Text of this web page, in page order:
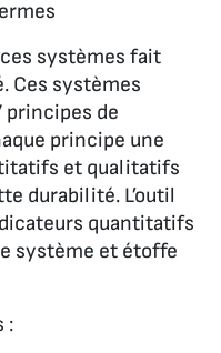
systèmes fait
Ces systèmes
principes de
principe une
et qualitatifs
durabilité. L’outil
quantitatifs
système et étoffe
: